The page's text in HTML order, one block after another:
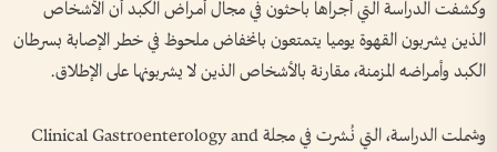
وكشفت الدراسة التي أجراها باحثون في مجال أمراض الكبد أن الأشخاص
الذين يشربون القهوة يوميا يتمتعون بانخفاض ملحوظ في خطر الإصابة بسرطان
الكبد وأمراضه المزمنة، مقارنة بالأشخاص الذين لا يشربونها على الإطلاق.
وشملت الدراسة، التي نُشرت في مجلة Clinical Gastroenterology and